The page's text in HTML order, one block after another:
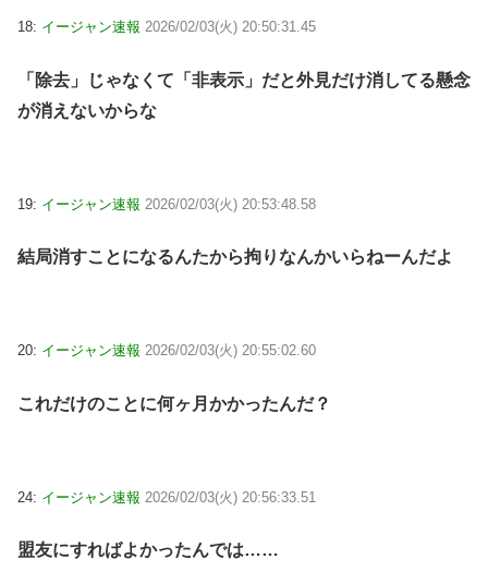
18: イージャン速報 2026/02/03(火) 20:50:31.45
「除去」じゃなくて「非表示」だと外見だけ消してる懸念
が消えないからな
19: イージャン速報 2026/02/03(火) 20:53:48.58
結局消すことになるんたから拘りなんかいらねーんだよ
20: イージャン速報 2026/02/03(火) 20:55:02.60
これだけのことに何ヶ月かかったんだ？
24: イージャン速報 2026/02/03(火) 20:56:33.51
盟友にすればよかったんでは……